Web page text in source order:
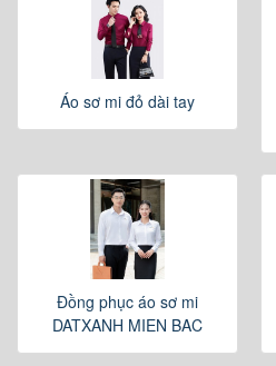
Áo sơ mi đỏ dài tay
Đồng phục áo sơ mi
DATXANH MIEN BAC